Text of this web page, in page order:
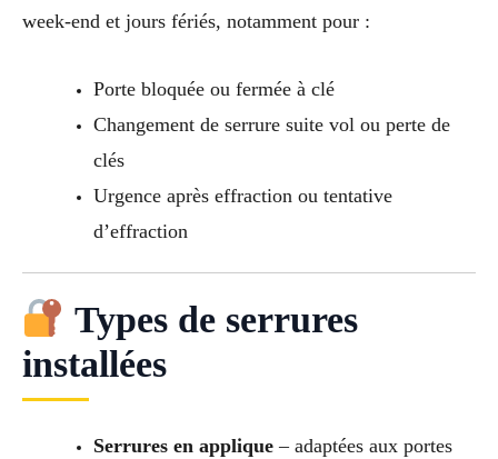
week-end et jours fériés, notamment pour :
Porte bloquée ou fermée à clé
Changement de serrure suite vol ou perte de
clés
Urgence après effraction ou tentative
d’effraction
Types de serrures
installées
Serrures en applique– adaptées aux portes